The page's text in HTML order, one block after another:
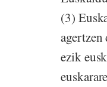
(3)
ezik